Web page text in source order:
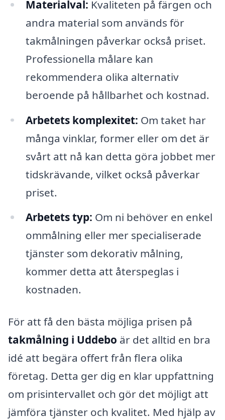
Materialval: Kvaliteten på färgen och
andra material som används för
takmålningen påverkar också priset.
Professionella målare kan
rekommendera olika alternativ
beroende på hållbarhet och kostnad.
Arbetets komplexitet: Om taket har
många vinklar, former eller om det är
svårt att nå kan detta göra jobbet mer
tidskrävande, vilket också påverkar
priset.
Arbetets typ: Om ni behöver en enkel
ommålning eller mer specialiserade
tjänster som dekorativ målning,
kommer detta att återspeglas i
kostnaden.
För att få den bästa möjliga prisen på
takmålning i Uddebo är det alltid en bra
idé att begära offert från flera olika
företag. Detta ger dig en klar uppfattning
om prisintervallet och gör det möjligt att
jämföra tjänster och kvalitet. Med hjälp av